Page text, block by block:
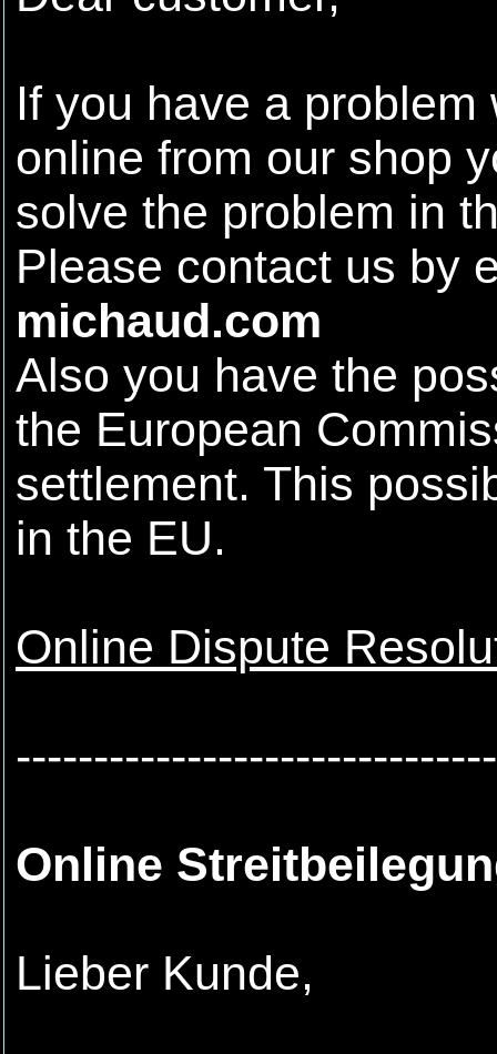
If you have a
online from our shop
solve the problem in
Please contact us by
michaud.com
Also you have the
the European
settlement. This
in the EU.
Online Dispute
Online
Lieber Kunde,